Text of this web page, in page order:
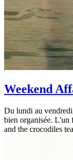
Weekend
Du lundi au
bien organisée. L'un
and the crocodiles